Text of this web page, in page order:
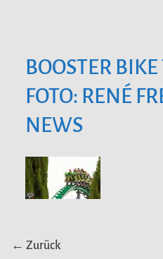
BOOSTER
FOTO: RENÉ
NEWS
← Zurück